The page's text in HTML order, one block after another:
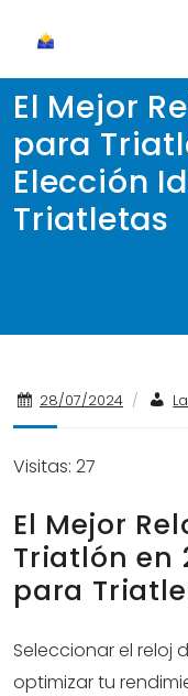
content
El Mejor
para
Elección
Triatletas
28/07/2024 /
Visitas: 27
El Mejor
Triatlón en
para
Seleccionar el reloj
optimizar tu